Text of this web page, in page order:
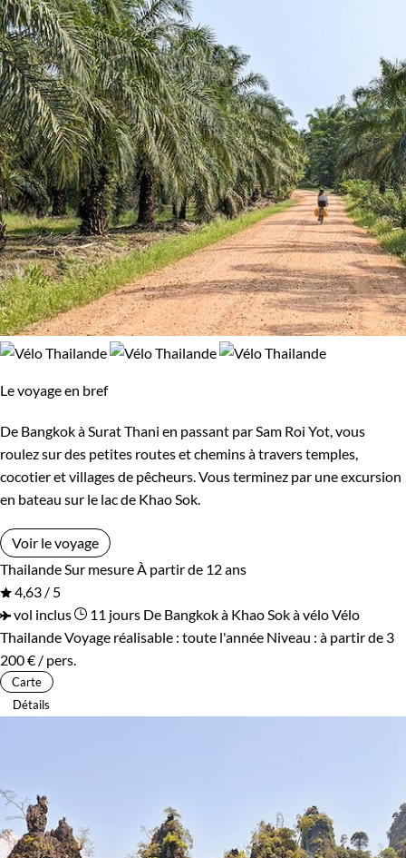
Le voyage en bref
De Bangkok à Surat Thani en passant par Sam Roi Yot, vous
roulez sur des petites routes et chemins à travers temples,
cocotier et villages de pêcheurs. Vous terminez par une excursion
en bateau sur le lac de Khao Sok.
Voir le voyage
Thailande Sur mesure À partir de 12 ans
4,63 / 5
vol inclus
11 jours De Bangkok à Khao Sok à véloVélo
ThailandeVoyage réalisable : toute l'année Niveau : à partir de 3
200 € / pers.
Carte
Détails